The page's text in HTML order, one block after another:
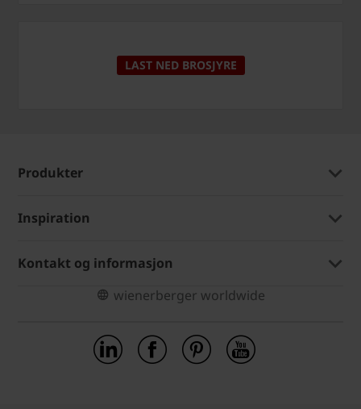
LAST NED BROSJYRE
Produkter
Inspiration
Kontakt og informasjon
wienerberger worldwide